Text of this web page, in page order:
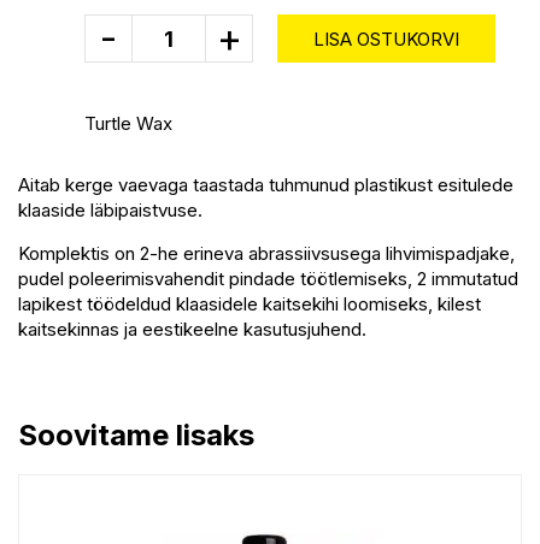
- + LISA OSTUKORVI
Turtle Wax
Aitab kerge vaevaga taastada tuhmunud plastikust esitulede
klaaside läbipaistvuse.
Komplektis on 2-he erineva abrassiivsusega lihvimispadjake,
pudel poleerimisvahendit pindade töötlemiseks, 2 immutatud
lapikest töödeldud klaasidele kaitsekihi loomiseks, kilest
kaitsekinnas ja eestikeelne kasutusjuhend.
Soovitame lisaks